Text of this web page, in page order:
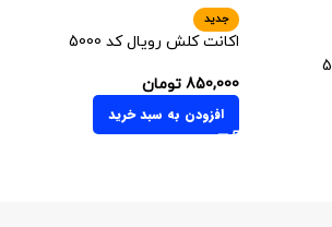
جدید
اکانت کلش رویال کد 5000
850,000 تومان
افزودن به سبد خرید